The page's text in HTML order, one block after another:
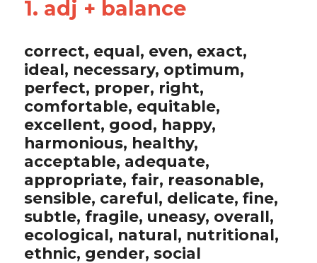
1. adj + balance
correct, equal, even, exact,
ideal, necessary, optimum,
perfect, proper, right,
comfortable, equitable,
excellent, good, happy,
harmonious, healthy,
acceptable, adequate,
appropriate, fair, reasonable,
sensible, careful, delicate, fine,
subtle, fragile, uneasy, overall,
ecological, natural, nutritional,
ethnic, gender, social